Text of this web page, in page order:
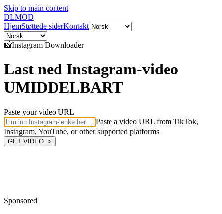
Skip to main content
DLMOD
HjemStøttede siderKontakt
📸Instagram Downloader
Last ned Instagram-video
UMIDDELBART
Paste your video URL
Paste a video URL from TikTok,
Instagram, YouTube, or other supported platforms
GET VIDEO ->
Sponsored